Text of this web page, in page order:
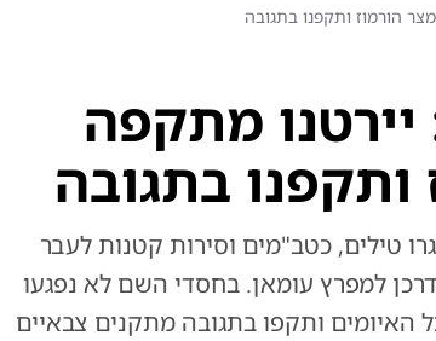
הורמוז ותקפנו בתגובה
מתקפה
ותקפנו בתגובה
טילים, כטב"מים וסירות קטנות לעבר
למפרץ עומאן. בחסדי השם לא נפגעו
האיומים ותקפו בתגובה מתקנים צבאיים